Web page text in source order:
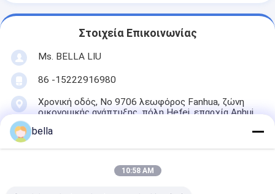
Στοιχεία Επικοινωνίας
Ms. BELLA LIU
86 -15222916980
Χρονική οδός, Νο 9706 λεωφόρος Fanhua, ζώνη
οικονομικής ανάπτυξης, πόλη Hefei, επαρχία Anhui
bella
10:58 AM